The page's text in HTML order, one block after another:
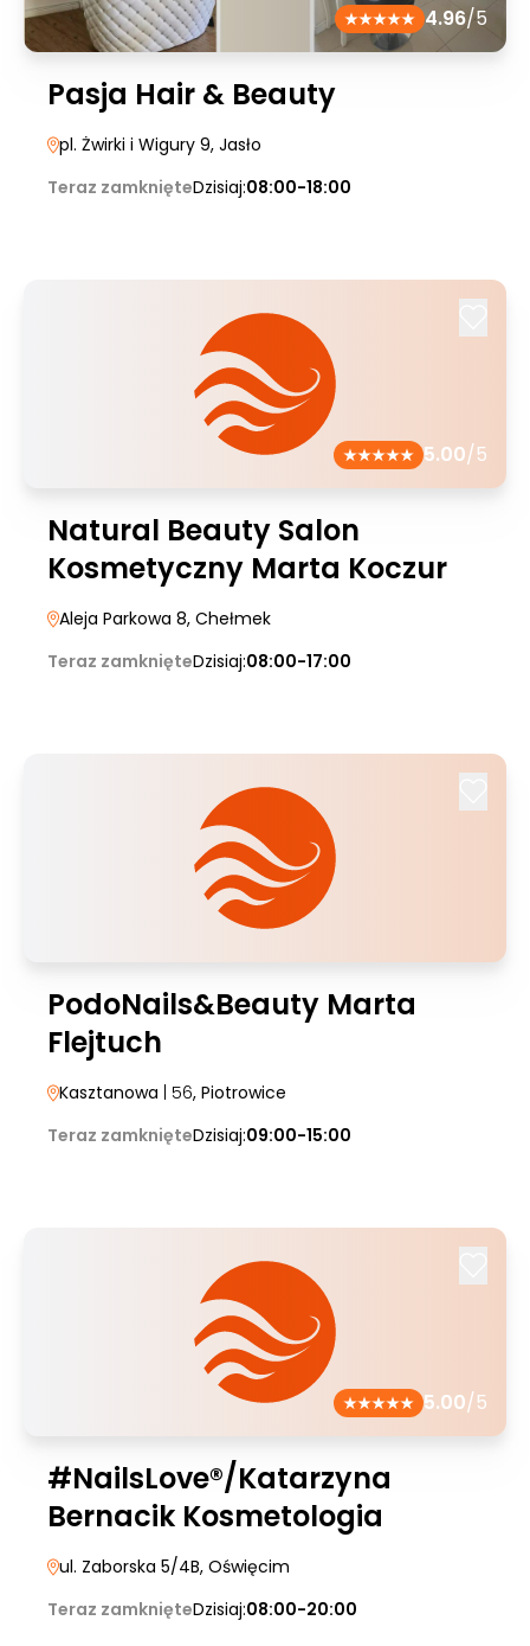
4.96/5
Pasja Hair & Beauty
pl. Żwirki i Wigury 9, Jasło
Teraz zamknięteDzisiaj:08:00-18:00
5.00/5
Natural Beauty Salon
Kosmetyczny Marta Koczur
Aleja Parkowa 8, Chełmek
Teraz zamknięteDzisiaj:08:00-17:00
PodoNails&Beauty Marta
Flejtuch
Kasztanowa | 56, Piotrowice
Teraz zamknięteDzisiaj:09:00-15:00
5.00/5
#NailsLove®/Katarzyna
Bernacik Kosmetologia
ul. Zaborska 5/4B, Oświęcim
Teraz zamknięteDzisiaj:08:00-20:00